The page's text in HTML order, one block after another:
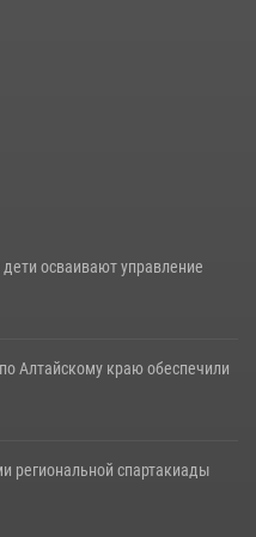
осваивают управление
Алтайскому краю обеспечили
региональной спартакиады